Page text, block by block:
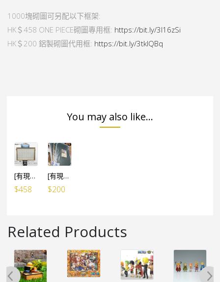
1000塊砌圖可另配以下框架:
HK＄458 ONE PIECE砌圖專用框: https://bit.ly/3l16zSi
HK＄200 鋁製砌圖代用框: https://bit.ly/3tklQBq
You may also like...
[有現貨, 限店直接買]ONE PIECE砌圖專用框（1000塊50x75cm用）
$458
[有現貨, 限店直接買][日本代用框] 鋁製砌圖代用框架 (1000塊用 50x75cm) 黑色/ 白色/ 銀色/ 金色
$200
Related Products